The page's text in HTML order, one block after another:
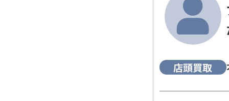
店頭買取